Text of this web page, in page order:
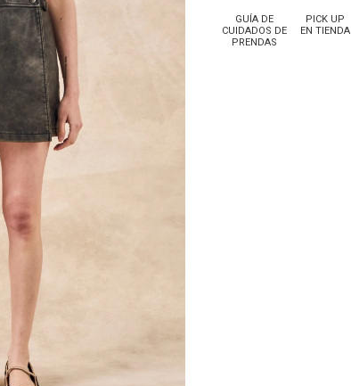
GUÍA DE
CUIDADOS DE
PRENDAS
PICK UP
EN TIENDA